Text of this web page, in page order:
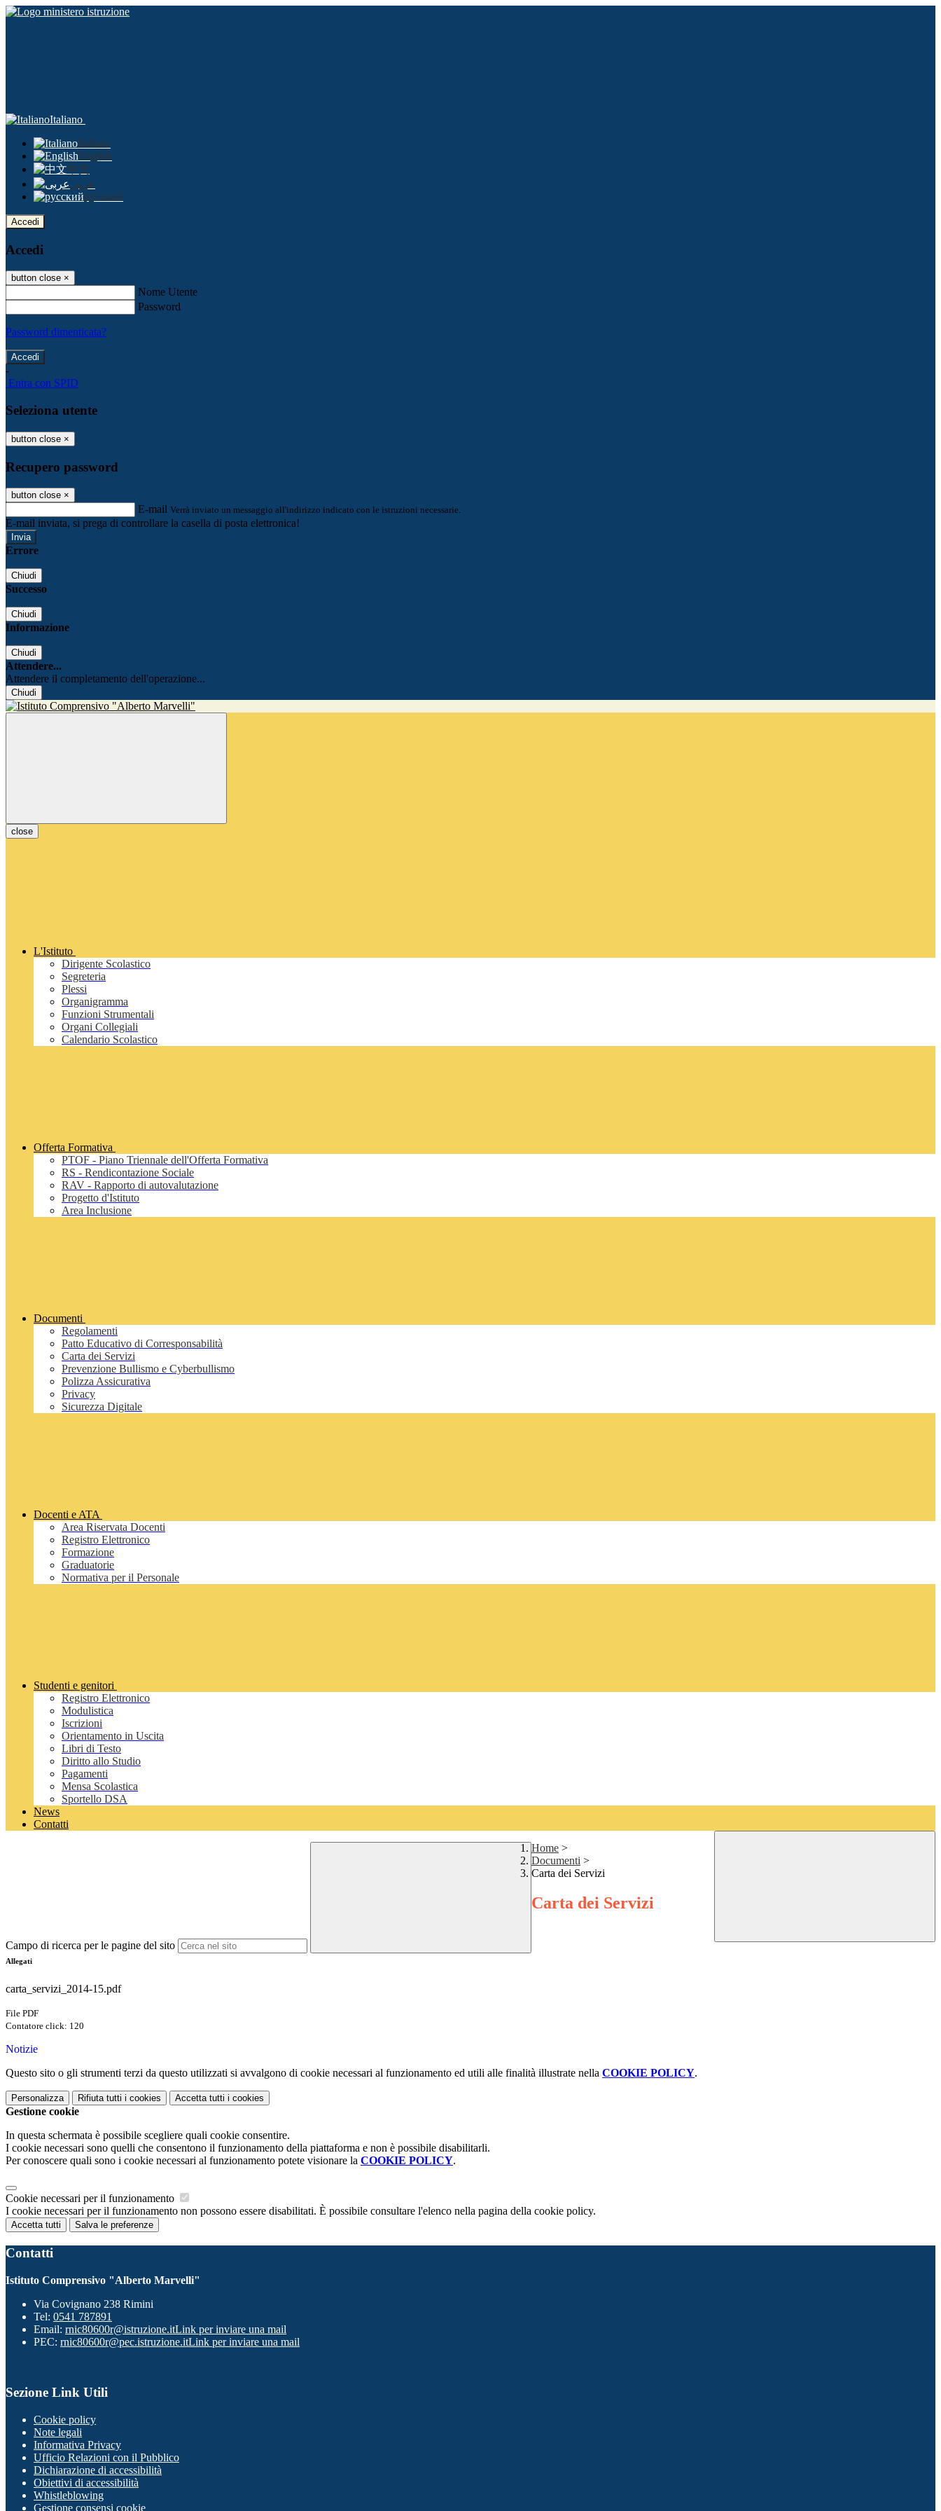
Italiano
Italiano
English
中文
عربى
русский
Accedi
Accedi
button close ×
Nome Utente
Password
Password dimenticata?
-
Entra con SPID
Seleziona utente
button close ×
Recupero password
button close ×
E-mail Verrà inviato un messaggio all'indirizzo indicato con le istruzioni necessarie.
E-mail inviata, si prega di controllare la casella di posta elettronica!
Errore
Chiudi
Successo
Chiudi
Informazione
Chiudi
Attendere...
Attendere il completamento dell'operazione...
Chiudi
close
L'Istituto
Dirigente Scolastico
Segreteria
Plessi
Organigramma
Funzioni Strumentali
Organi Collegiali
Calendario Scolastico
Offerta Formativa
PTOF - Piano Triennale dell'Offerta Formativa
RS - Rendicontazione Sociale
RAV - Rapporto di autovalutazione
Progetto d'Istituto
Area Inclusione
Documenti
Regolamenti
Patto Educativo di Corresponsabilità
Carta dei Servizi
Prevenzione Bullismo e Cyberbullismo
Polizza Assicurativa
Privacy
Sicurezza Digitale
Docenti e ATA
Area Riservata Docenti
Registro Elettronico
Formazione
Graduatorie
Normativa per il Personale
Studenti e genitori
Registro Elettronico
Modulistica
Iscrizioni
Orientamento in Uscita
Libri di Testo
Diritto allo Studio
Pagamenti
Mensa Scolastica
Sportello DSA
News
Contatti
Campo di ricerca per le pagine del sito
Home >
Documenti >
Carta dei Servizi
Carta dei Servizi
Allegati
carta_servizi_2014-15.pdf
File PDF
Contatore click: 120
Notizie
Questo sito o gli strumenti terzi da questo utilizzati si avvalgono di cookie necessari al funzionamento ed utili alle finalità illustrate nella COOKIE POLICY.
Personalizza Rifiuta tutti i cookies Accetta tutti i cookies
Gestione cookie
In questa schermata è possibile scegliere quali cookie consentire.
I cookie necessari sono quelli che consentono il funzionamento della piattaforma e non è possibile disabilitarli.
Per conoscere quali sono i cookie necessari al funzionamento potete visionare la COOKIE POLICY.
Cookie necessari per il funzionamento
I cookie necessari per il funzionamento non possono essere disabilitati. È possibile consultare l'elenco nella pagina della cookie policy.
Accetta tutti Salva le preferenze
Contatti
Istituto Comprensivo "Alberto Marvelli"
Via Covignano 238 Rimini
Tel: 0541 787891
Email: rnic80600r@istruzione.itLink per inviare una mail
PEC: rnic80600r@pec.istruzione.itLink per inviare una mail
Sezione Link Utili
Cookie policy
Note legali
Informativa Privacy
Ufficio Relazioni con il Pubblico
Dichiarazione di accessibilità
Obiettivi di accessibilità
Whistleblowing
Gestione consensi cookie